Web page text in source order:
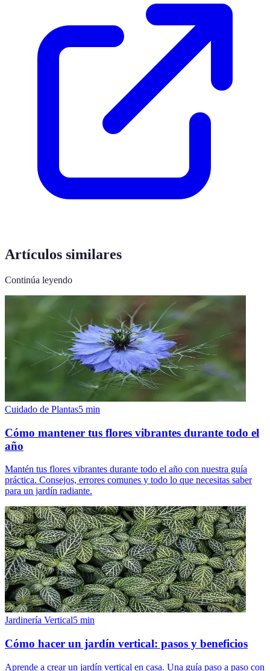
Artículos similares
Continúa leyendo
Cuidado de Plantas5 min
Cómo mantener tus flores vibrantes durante todo el
año
Mantén tus flores vibrantes durante todo el año con nuestra guía
práctica. Consejos, errores comunes y todo lo que necesitas saber
para un jardín radiante.
Jardinería Vertical5 min
Cómo hacer un jardín vertical: pasos y beneficios
Aprende a crear un jardín vertical en casa. Una guía paso a paso con